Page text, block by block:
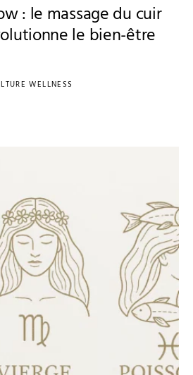
: le massage du cuir
le bien-être
WELLNESS